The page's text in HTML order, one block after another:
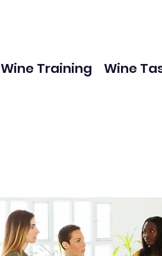
Wine Training Wine